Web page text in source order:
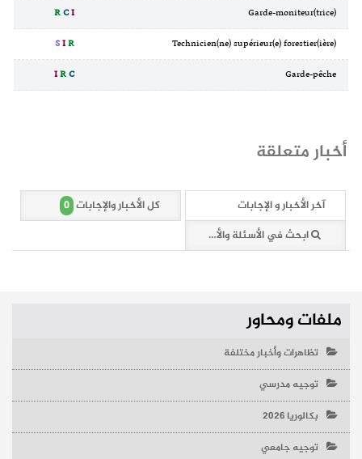
RCI
SIR
IRC
أخبار متعلقة
آخر الأخبار و الإجابات كل الأخبار والإجابات 0
ابحث في الأسئلة والأخبار (0 وثائق)
ملفات ومحاور
تظاهرات وأخبار مختلفة
توجيه مدرسي
بكالوريا 2026
توجيه جامعي